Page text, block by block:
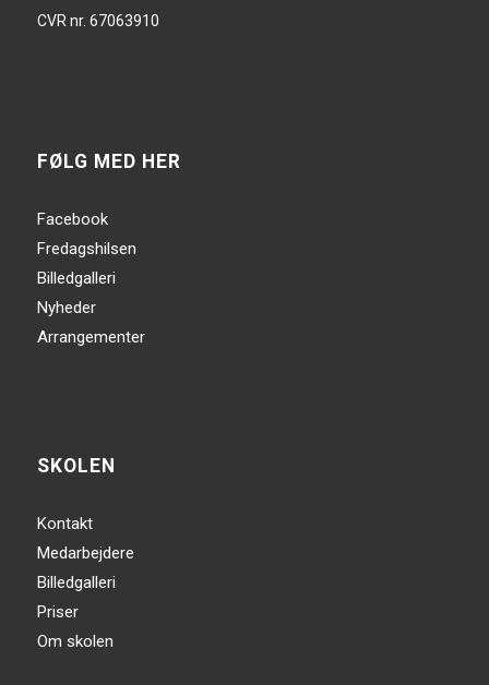
CVR nr. 67063910
FØLG MED HER
Facebook
Fredagshilsen
Billedgalleri
Nyheder
Arrangementer
SKOLEN
Kontakt
Medarbejdere
Billedgalleri
Priser
Om skolen